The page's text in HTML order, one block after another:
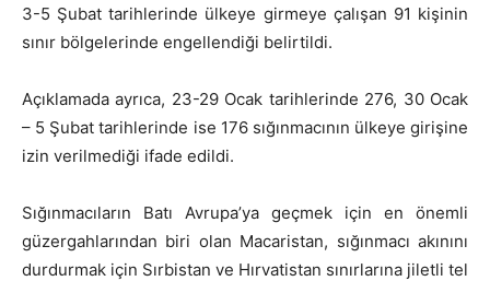
3-5 Şubat tarihlerinde ülkeye girmeye çalışan 91 kişinin
sınır bölgelerinde engellendiği belirtildi.
Açıklamada ayrıca, 23-29 Ocak tarihlerinde 276, 30 Ocak
– 5 Şubat tarihlerinde ise 176 sığınmacının ülkeye girişine
izin verilmediği ifade edildi.
Sığınmacıların Batı Avrupa’ya geçmek için en önemli
güzergahlarından biri olan Macaristan, sığınmacı akınını
durdurmak için Sırbistan ve Hırvatistan sınırlarına jiletli tel